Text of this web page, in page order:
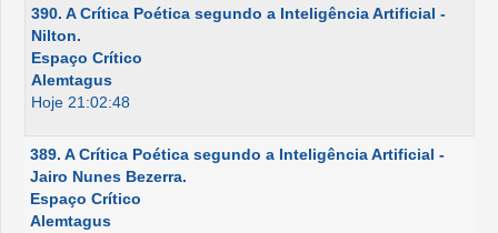
390. A Crítica Poética segundo a Inteligência Artificial -
Nilton.
Espaço Crítico
Alemtagus
Hoje 21:02:48
389. A Crítica Poética segundo a Inteligência Artificial -
Jairo Nunes Bezerra.
Espaço Crítico
Alemtagus